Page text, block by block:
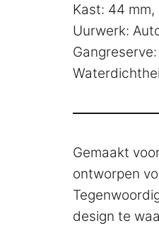
Kast: 44 mm,
Uurwerk:
Gemaakt
ontworpen
design te